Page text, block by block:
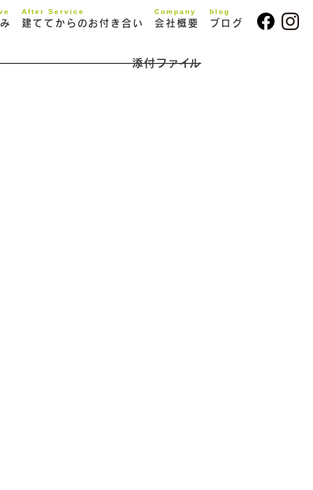
After Service
建ててからのお付き合い
Company
会社概要
blog
ブログ
添付ファイル